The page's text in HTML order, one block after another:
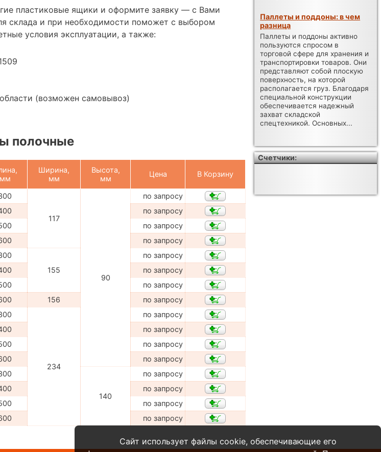
пластиковые ящики и оформите заявку — с Вами
склада и при необходимости поможет с выбором
условия эксплуатации, а также:
(возможен самовывоз)
полочные
мм
Ширина,
мм
Высота,
мм
Цена В Корзину
117
90
по запросу
по запросу
по запросу
по запросу
155
по запросу
по запросу
по запросу
156
по запросу
234
по запросу
по запросу
по запросу
по запросу
140
по запросу
по запросу
по запросу
по запросу
Паллеты и поддоны: в чем
разница
Паллеты и поддоны активно
пользуются спросом в
торговой сфере для хранения и
транспортировки товаров. Они
представляют собой плоскую
поверхность, на которой
располагается груз. Благодаря
специальной конструкции
обеспечивается надежный
захват складской
спецтехникой. Основных...
Счетчики:
Сайт использует файлы cookie, обеспечивающие его